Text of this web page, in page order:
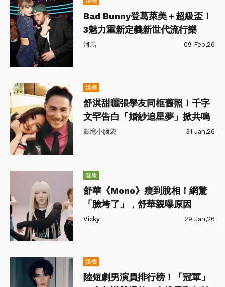
Bad Bunny登葛萊美＋超級盃！
3魅力重新定義新世代流行樂
河馬 09 Feb,26
娛樂
舒淇甜曬張學友同框舊照！千字
文罕告白「婚紗追星夢」掀共鳴
影憶小腦袋 31 Jan,26
健康
舒華《Mono》瘦到脫相！網驚
「臉垮了」，舒華親曝原因
Vicky 29 Jan,26
娛樂
陸短劇男演員排行榜！「冠軍」